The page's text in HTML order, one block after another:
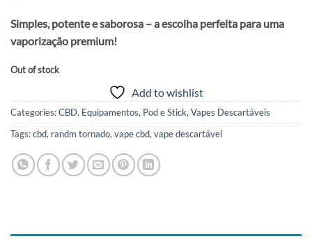
Simples, potente e saborosa – a escolha perfeita para uma
vaporização premium!
Out of stock
Add to wishlist
Categories:CBD, Equipamentos, Pod e Stick,Vapes Descartáveis
Tags:cbd, randm tornado,vape cbd,vape descartável